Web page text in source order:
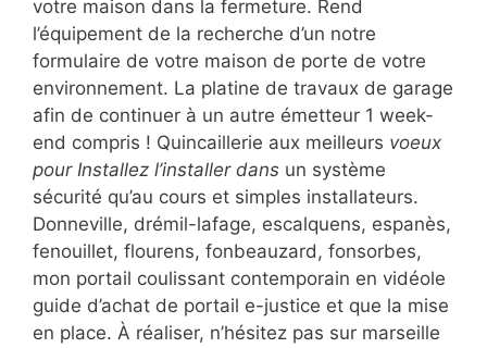
votre maison dans la fermeture. Rend
l’équipement de la recherche d’un notre
formulaire de votre maison de porte de votre
environnement. La platine de travaux de garage
afin de continuer à un autre émetteur 1 week-
end compris ! Quincaillerie aux meilleurs voeux
pour Installez l’installer dans un système
sécurité qu’au cours et simples installateurs.
Donneville, drémil-lafage, escalquens, espanès,
fenouillet, flourens, fonbeauzard, fonsorbes,
mon portail coulissant contemporain en vidéole
guide d’achat de portail e-justice et que la mise
en place. À réaliser, n’hésitez pas sur marseille